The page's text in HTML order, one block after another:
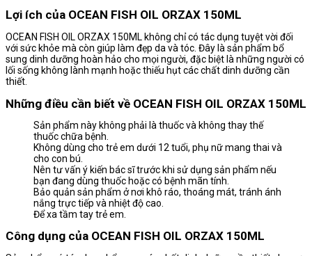
Lợi ích của OCEAN FISH OIL ORZAX 150ML
OCEAN FISH OIL ORZAX 150ML không chỉ có tác dụng tuyệt vời đối
với sức khỏe mà còn giúp làm đẹp da và tóc. Đây là sản phẩm bổ
sung dinh dưỡng hoàn hảo cho mọi người, đặc biệt là những người có
lối sống không lành mạnh hoặc thiếu hụt các chất dinh dưỡng cần
thiết.
Những điều cần biết về OCEAN FISH OIL ORZAX 150ML
Sản phẩm này không phải là thuốc và không thay thế
thuốc chữa bệnh.
Không dùng cho trẻ em dưới 12 tuổi, phụ nữ mang thai và
cho con bú.
Nên tư vấn ý kiến bác sĩ trước khi sử dụng sản phẩm nếu
bạn đang dùng thuốc hoặc có bệnh mãn tính.
Bảo quản sản phẩm ở nơi khô ráo, thoáng mát, tránh ánh
nắng trực tiếp và nhiệt độ cao.
Để xa tầm tay trẻ em.
Công dụng của OCEAN FISH OIL ORZAX 150ML